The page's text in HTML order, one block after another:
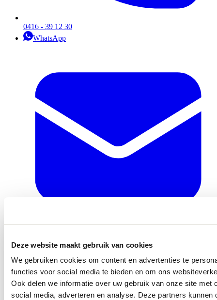
Deze website maakt gebruik van cookies
We gebruiken cookies om content en advertenties te
functies voor social media te bieden en om ons
Ook delen we informatie over uw gebruik van onze site met
social media, adverteren en analyse. Deze partners kunnen
0416 - 39 12 30
WhatsApp